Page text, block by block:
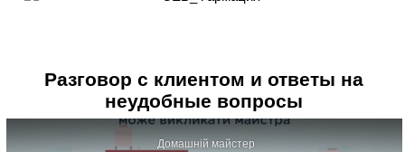
Разговор с клиентом и ответы на
неудобные вопросы
Домашній майстер